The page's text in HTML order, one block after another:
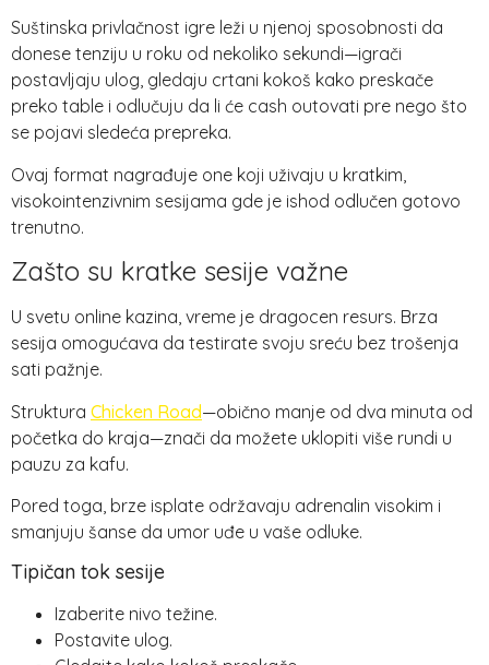
Suštinska privlačnost igre leži u njenoj sposobnosti da
donese tenziju u roku od nekoliko sekundi—igrači
postavljaju ulog, gledaju crtani kokoš kako preskače
preko table i odlučuju da li će cash outovati pre nego što
se pojavi sledeća prepreka.
Ovaj format nagrađuje one koji uživaju u kratkim,
visokointenzivnim sesijama gde je ishod odlučen gotovo
trenutno.
Zašto su kratke sesije važne
U svetu online kazina, vreme je dragocen resurs. Brza
sesija omogućava da testirate svoju sreću bez trošenja
sati pažnje.
Struktura Chicken Road—obično manje od dva minuta od
početka do kraja—znači da možete uklopiti više rundi u
pauzu za kafu.
Pored toga, brze isplate održavaju adrenalin visokim i
smanjuju šanse da umor uđe u vaše odluke.
Tipičan tok sesije
Izaberite nivo težine.
Postavite ulog.